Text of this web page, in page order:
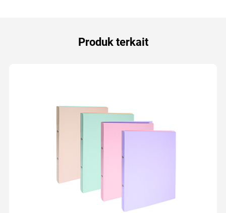
Produk terkait